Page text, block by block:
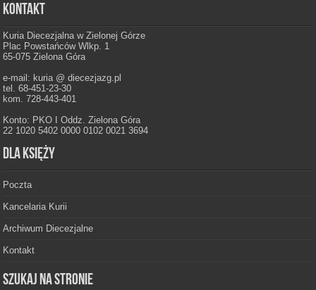
Kontakt
Kuria Diecezjalna w Zielonej Górze
Plac Powstańców Wlkp. 1
65-075 Zielona Góra
e-mail: kuria @ diecezjazg.pl
tel. 68-451-23-30
kom. 728-443-401
Konto: PKO I Oddz. Zielona Góra
22 1020 5402 0000 0102 0021 3694
Dla księży
Poczta
Kancelaria Kurii
Archiwum Diecezjalne
Kontakt
Szukaj na stronie